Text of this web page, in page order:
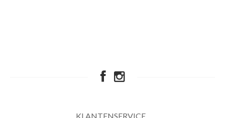
KLANTENSERVICE